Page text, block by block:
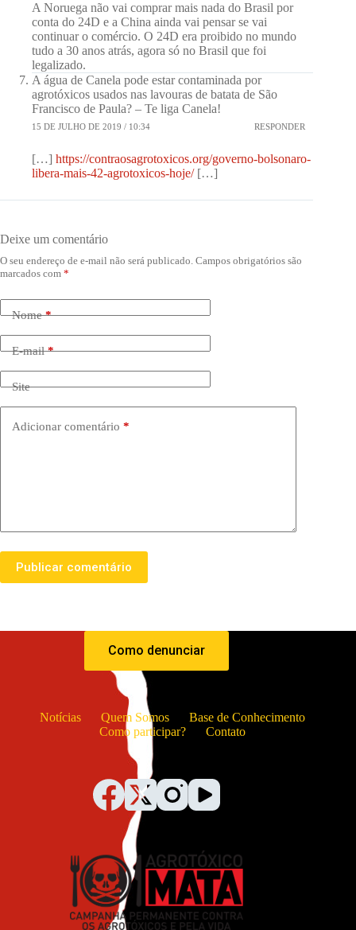
A Noruega não vai comprar mais nada do Brasil por
conta do 24D e a China ainda vai pensar se vai
continuar o comércio. O 24D era proibido no mundo
tudo a 30 anos atrás, agora só no Brasil que foi
legalizado.
A água de Canela pode estar contaminada por
agrotóxicos usados nas lavouras de batata de São
Francisco de Paula? – Te liga Canela!
15 DE JULHO DE 2019 / 10:34 RESPONDER
[…] https://contraosagrotoxicos.org/governo-bolsonaro-
libera-mais-42-agrotoxicos-hoje/[…]
Deixe um comentário
O seu endereço de e-mail não será publicado. Campos obrigatórios são
marcados com *
Nome*
E-mail*
Site
Adicionar comentário *
Publicar comentário
Como denunciar
Notícias Quem Somos
Base de Conhecimento
Como participar?
Contato